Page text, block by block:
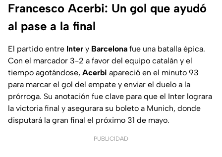
Francesco Acerbi: Un gol que ayudó
al pase a la final
El partido entre Inter y Barcelona fue una batalla épica.
Con el marcador 3-2 a favor del equipo catalán y el
tiempo agotándose, Acerbi apareció en el minuto 93
para marcar el gol del empate y enviar el duelo a la
prórroga. Su anotación fue clave para que el Inter lograra
la victoria final y asegurara su boleto a Munich, donde
disputará la gran final el próximo 31 de mayo.
PUBLICIDAD